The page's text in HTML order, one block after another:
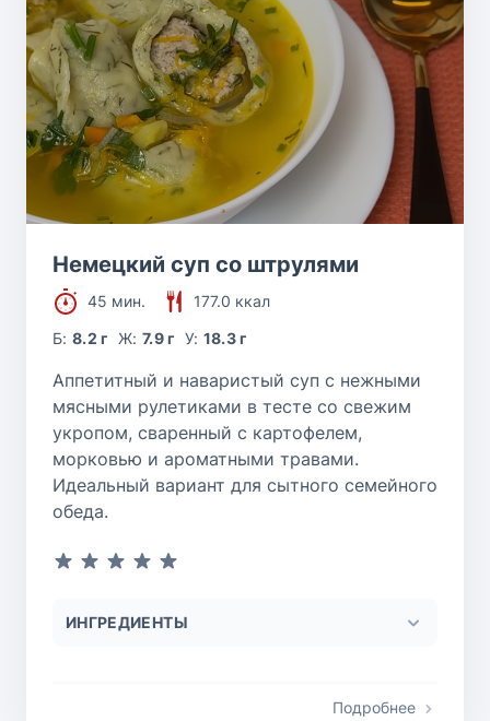
Немецкий суп со штрулями
45 мин.
177.0 ккал
Б:8.2 г Ж: 7.9 г У: 18.3 г
Аппетитный и наваристый суп с нежными
мясными рулетиками в тесте со свежим
укропом, сваренный с картофелем,
морковью и ароматными травами.
Идеальный вариант для сытного семейного
обеда.
ИНГРЕДИЕНТЫ
Подробнее